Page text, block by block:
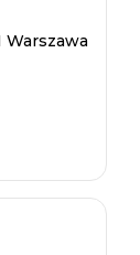
Warszawa